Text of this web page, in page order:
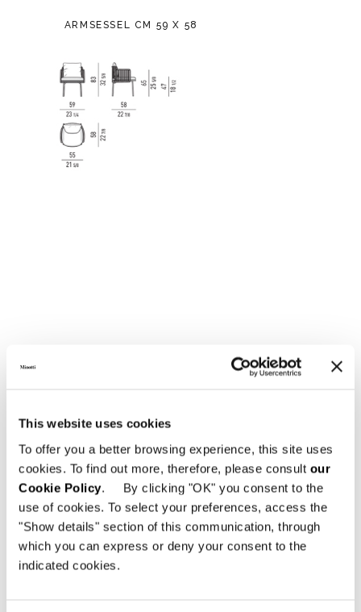
This website uses cookies
To offer you a better browsing experience, this site uses
cookies. To find out more, therefore, please consult our
Cookie Policy. By clicking "OK" you consent to the
use of cookies. To select your preferences, access the
"Show details" section of this communication, through
which you can express or deny your consent to the
indicated cookies.
ARMSESSEL CM 59 X 58